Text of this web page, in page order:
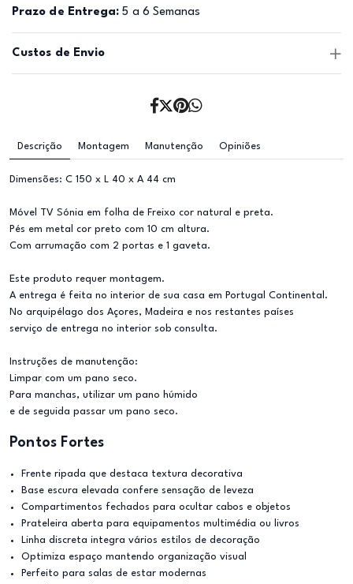
Prazo de Entrega: 5 a 6 Semanas
Custos de Envio
Descrição Montagem Manutenção Opiniões
Dimensões: C 150 x L 40 x A 44 cm
Móvel TV Sónia em folha de Freixo cor natural e preta.
Pés em metal cor preto com 10 cm altura.
Com arrumação com 2 portas e 1 gaveta.
Este produto requer montagem.
A entrega é feita no interior de sua casa em Portugal Continental.
No arquipélago dos Açores, Madeira e nos restantes países
serviço de entrega no interior sob consulta.
Instruções de manutenção:
Limpar com um pano seco.
Para manchas, utilizar um pano húmido
e de seguida passar um pano seco.
Pontos Fortes
Frente ripada que destaca textura decorativa
Base escura elevada confere sensação de leveza
Compartimentos fechados para ocultar cabos e objetos
Prateleira aberta para equipamentos multimédia ou livros
Linha discreta integra vários estilos de decoração
Optimiza espaço mantendo organização visual
Perfeito para salas de estar modernas